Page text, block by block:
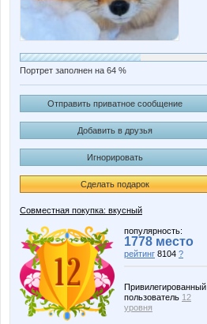
Портрет заполнен на 64 %
Отправить приватное сообщение
Добавить в друзья
Игнорировать
Сделать подарок
Совместная покупка: вкусный
популярность:
1778 место
рейтинг 8104 ?
Привилегированный
пользователь 12
уровня